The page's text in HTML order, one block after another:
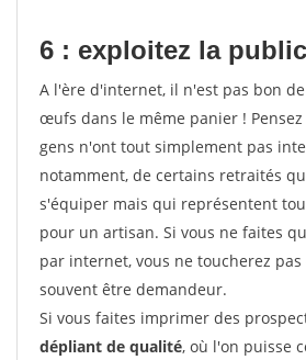
6 : exploitez la
A l'ère d'internet, il n'est pas bon
œufs dans le même panier !
gens n'ont tout simplement pas
notamment, de certains retraités
s'équiper mais qui représentent
pour un artisan. Si vous ne faites
par internet, vous ne toucherez
souvent être demandeur.
Si vous faites imprimer des
dépliant de qualité, où l'on puisse